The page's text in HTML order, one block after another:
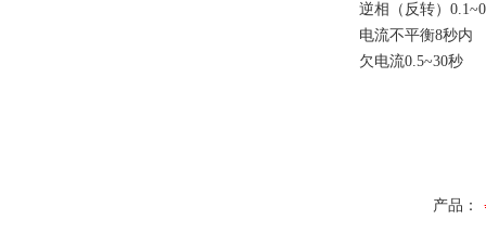
逆相（反转）
电流不平衡8秒内
欠电流0.5~30秒
产品：